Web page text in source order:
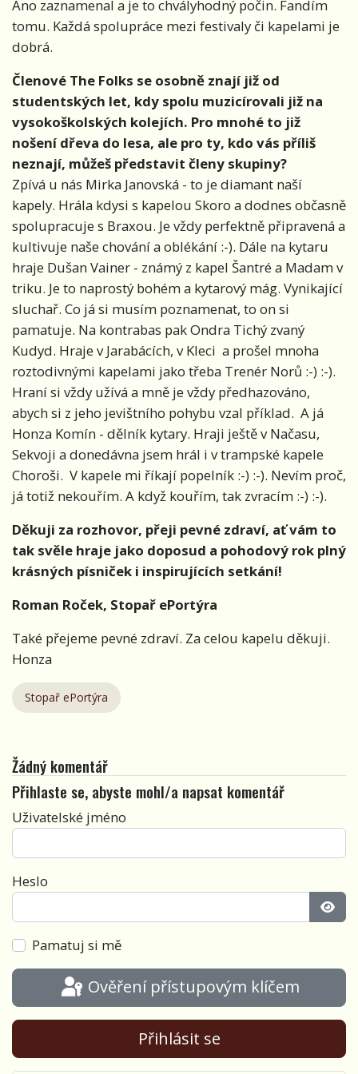
Ano zaznamenal a je to chvályhodný počin. Fandím
tomu. Každá spolupráce mezi festivaly či kapelami je
dobrá.
Členové The Folks se osobně znají již od
studentských let, kdy spolu muzicírovali již na
vysokoškolských kolejích. Pro mnohé to již
nošení dřeva do lesa, ale pro ty, kdo vás příliš
neznají, můžeš představit členy skupiny?
Zpívá u nás Mirka Janovská - to je diamant naší
kapely. Hrála kdysi s kapelou Skoro a dodnes občasně
spolupracuje s Braxou. Je vždy perfektně připravená a
kultivuje naše chování a oblékání :-). Dále na kytaru
hraje Dušan Vainer - známý z kapel Šantré a Madam v
triku. Je to naprostý bohém a kytarový mág. Vynikající
sluchař. Co já si musím poznamenat, to on si
pamatuje. Na kontrabas pak Ondra Tichý zvaný
Kudyd. Hraje v Jarabácích, v Kleci a prošel mnoha
roztodivnými kapelami jako třeba Trenér Norů :-) :-).
Hraní si vždy užívá a mně je vždy předhazováno,
abych si z jeho jevištního pohybu vzal příklad. A já
Honza Komín - dělník kytary. Hraji ještě v Načasu,
Sekvoji a donedávna jsem hrál i v trampské kapele
Choroši. V kapele mi říkají popelník :-) :-). Nevím proč,
já totiž nekouřím. A když kouřím, tak zvracím :-) :-).
Děkuji za rozhovor, přeji pevné zdraví, ať vám to
tak svěle hraje jako doposud a pohodový rok plný
krásných písniček i inspirujících setkání!
Roman Roček, Stopař ePortýra
Také přejeme pevné zdraví. Za celou kapelu děkuji.
Honza
Stopař ePortýra
Žádný komentář
Přihlaste se, abyste mohl/a napsat komentář
Uživatelské jméno
Heslo
Pamatuj si mě
Ověření přístupovým klíčem
Přihlásit se